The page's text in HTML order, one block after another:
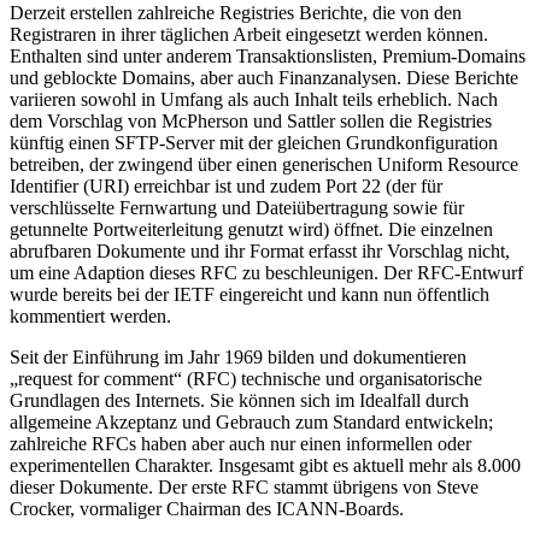
Derzeit erstellen zahlreiche Registries Berichte, die von den
Registraren in ihrer täglichen Arbeit eingesetzt werden können.
Enthalten sind unter anderem Transaktionslisten, Premium-Domains
und geblockte Domains, aber auch Finanzanalysen. Diese Berichte
variieren sowohl in Umfang als auch Inhalt teils erheblich. Nach
dem Vorschlag von McPherson und Sattler sollen die Registries
künftig einen SFTP-Server mit der gleichen Grundkonfiguration
betreiben, der zwingend über einen generischen Uniform Resource
Identifier (URI) erreichbar ist und zudem Port 22 (der für
verschlüsselte Fernwartung und Dateiübertragung sowie für
getunnelte Portweiterleitung genutzt wird) öffnet. Die einzelnen
abrufbaren Dokumente und ihr Format erfasst ihr Vorschlag nicht,
um eine Adaption dieses RFC zu beschleunigen. Der RFC-Entwurf
wurde bereits bei der IETF eingereicht und kann nun öffentlich
kommentiert werden.
Seit der Einführung im Jahr 1969 bilden und dokumentieren
„request for comment“ (RFC) technische und organisatorische
Grundlagen des Internets. Sie können sich im Idealfall durch
allgemeine Akzeptanz und Gebrauch zum Standard entwickeln;
zahlreiche RFCs haben aber auch nur einen informellen oder
experimentellen Charakter. Insgesamt gibt es aktuell mehr als 8.000
dieser Dokumente. Der erste RFC stammt übrigens von Steve
Crocker, vormaliger Chairman des ICANN-Boards.